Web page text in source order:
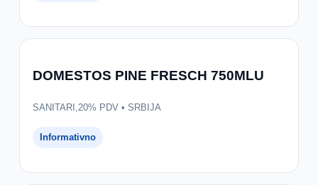
DOMESTOS PINE FRESCH 750MLU
SANITARI,20% PDV • SRBIJA
Informativno